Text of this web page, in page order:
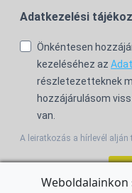
Adatkezelési
Önkéntesen
kezeléséhez az
részletezetteknek
hozzájárulásom
van.
A leiratkozás a hírlevél